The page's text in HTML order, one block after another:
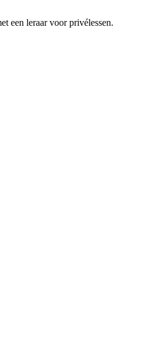
een leraar voor privélessen.